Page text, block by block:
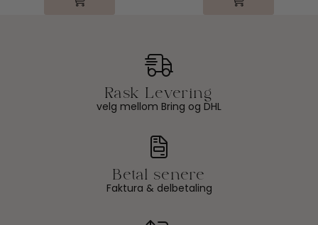
velg mellom Bring og DHL
Faktura & delbetaling